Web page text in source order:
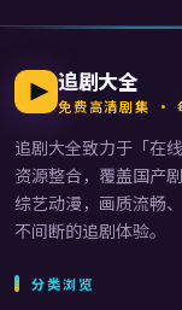
追剧大全
免费高清剧集 ·
追剧大全致力于「在
资源整合，覆盖国产
综艺动漫，画质流畅
不间断的追剧体验。
分类浏览